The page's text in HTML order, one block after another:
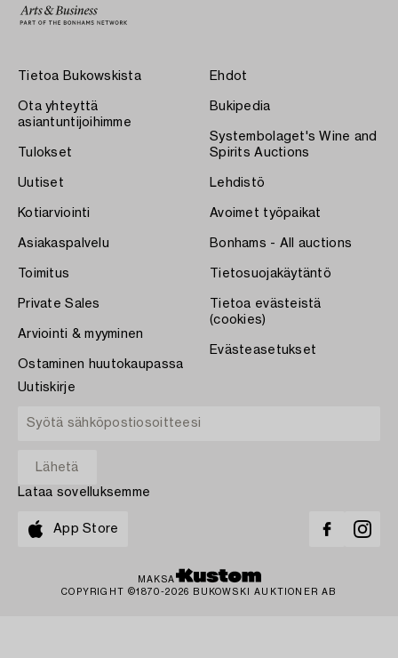
Tietoa Bukowskista
Ota yhteyttä
asiantuntijoihimme
Tulokset
Uutiset
Kotiarviointi
Asiakaspalvelu
Toimitus
Private Sales
Arviointi & myyminen
Ostaminen huutokaupassa
Ehdot
Bukipedia
Systembolaget's Wine and
Spirits Auctions
Lehdistö
Avoimet työpaikat
Bonhams - All auctions
Tietosuojakäytäntö
Tietoa evästeistä
(cookies)
Evästeasetukset
Uutiskirje
Lataa sovelluksemme
App Store
MAKSA
COPYRIGHT ©1870-2026 BUKOWSKI AUKTIONER AB